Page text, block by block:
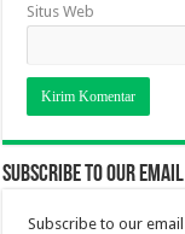
Situs Web
Subscribe to our
Subscribe to our